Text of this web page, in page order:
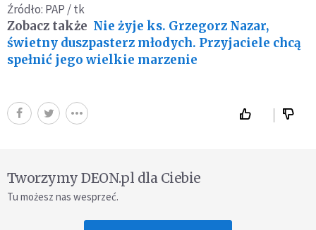
Źródło: PAP / tk
Zobacz także Nie żyje ks. Grzegorz Nazar,
świetny duszpasterz młodych. Przyjaciele chcą
spełnić jego wielkie marzenie
Tworzymy DEON.pl dla Ciebie
Tu możesz nas wesprzeć.